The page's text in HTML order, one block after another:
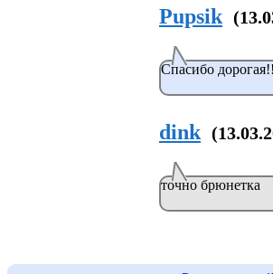
Pupsik
Спасибо
dink
точно брюнетка